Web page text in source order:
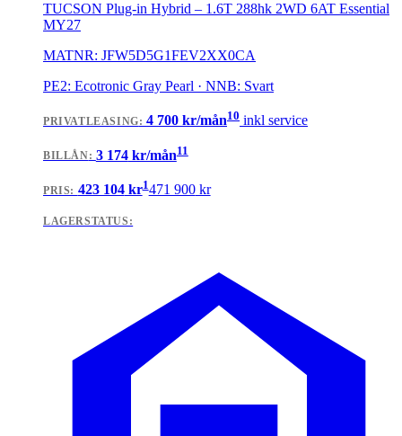
TUCSON Plug-in Hybrid – 1.6T 288hk 2WD 6AT Essential
MY27
MATNR: JFW5D5G1FEV2XX0CA
PE2: Ecotronic Gray Pearl · NNB: Svart
PRIVATLEASING:4 700 kr/mån10 inkl service
BILLÅN: 3 174kr/mån11
PRIS: 423 104kr1471 900kr
LAGERSTATUS: